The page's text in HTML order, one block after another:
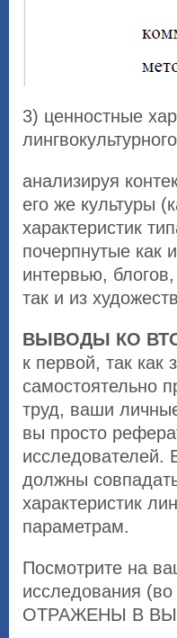
3) ценностные
анализируя
его же культуры
характеристик
почерпнутые как
интервью,
так и из
ВЫВОДЫ КО
к первой, так как
самостоятельно
труд, ваши
вы просто
исследователей.
должны
характеристик
параметрам.
Посмотрите на
исследования
ОТРАЖЕНЫ В